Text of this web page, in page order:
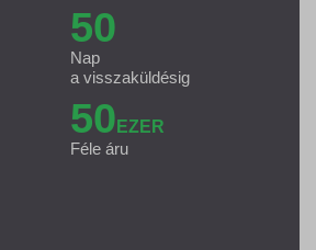
50
Nap
a visszaküldésig
50 EZER
Féle áru